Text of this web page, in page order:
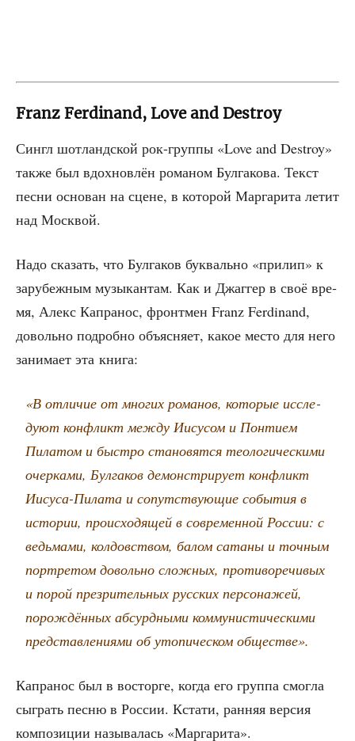
Franz Ferdinand, Love and Destroy
Син­гл шот­ланд­ской рок-груп­пы «Love and Destroy»
так­же был вдох­нов­лён рома­ном Бул­га­ко­ва. Текст
пес­ни осно­ван на сцене, в кото­рой Мар­га­ри­та летит
над Москвой.
Надо ска­зать, что Бул­га­ков бук­валь­но «при­лип» к
зару­беж­ным музы­кан­там. Как и Джаг­гер в своё вре­
мя, Алекс Капра­нос, фронт­мен Franz Ferdinand,
доволь­но подроб­но объ­яс­ня­ет, какое место для него
зани­ма­ет эта книга:
«В отли­чие от мно­гих рома­нов, кото­рые иссле­
ду­ют кон­фликт меж­ду Иису­сом и Пон­ти­ем
Пила­том и быст­ро ста­но­вят­ся тео­ло­ги­че­ски­ми
очер­ка­ми, Бул­га­ков демон­стри­ру­ет кон­фликт
Иису­са-Пила­та и сопут­ству­ю­щие собы­тия в
исто­рии, про­ис­хо­дя­щей в совре­мен­ной Рос­сии: с
ведь­ма­ми, кол­дов­ством, балом сата­ны и точ­ным
порт­ре­том доволь­но слож­ных, про­ти­во­ре­чи­вых
и порой пре­зри­тель­ных рус­ских пер­со­на­жей,
порож­дён­ных абсурд­ны­ми ком­му­ни­сти­че­ски­ми
пред­став­ле­ни­я­ми об уто­пи­че­ском обществе».
Капра­нос был в вос­тор­ге, когда его груп­па смог­ла
сыг­рать пес­ню в Рос­сии. Кста­ти, ран­няя вер­сия
ком­по­зи­ции назы­ва­лась «Мар­га­ри­та».